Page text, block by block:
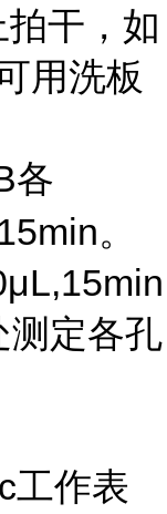
干，如
用洗板
各
。
测定各孔
工作表